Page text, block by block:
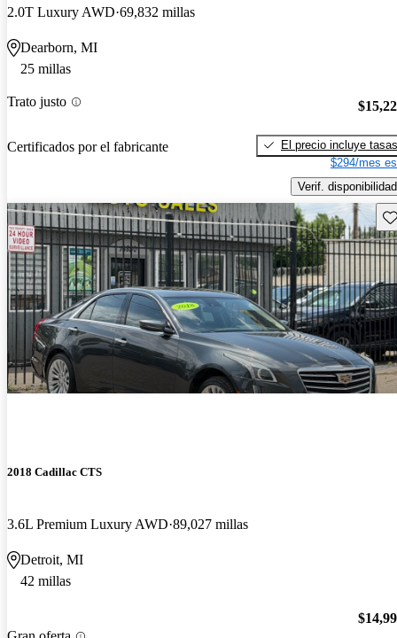
2.0T Luxury AWD 69,832 millas
Dearborn, MI
25 millas
Trato justo
Certificados por el fabricante
El precio incluye tasas
$294/mes
Verif. disponibilidad
2018 Cadillac CTS
3.6L Premium Luxury AWD 89,027 millas
Detroit, MI
42 millas